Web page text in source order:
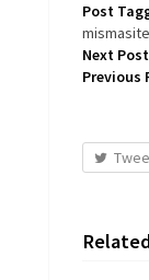
Post
Next
Previous